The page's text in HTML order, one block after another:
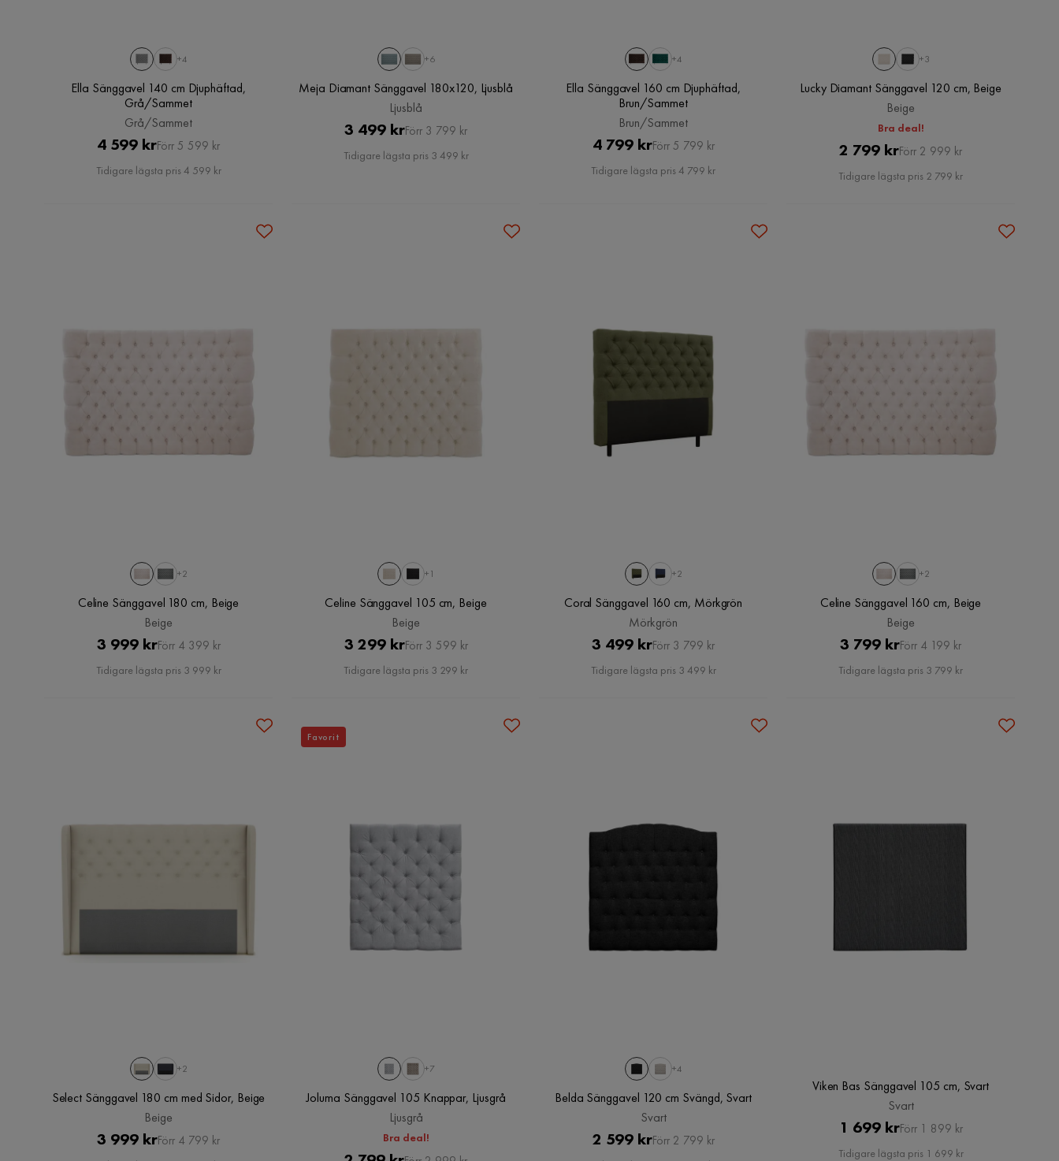
+4
Ella Sänggavel 140 cm Djuphäftad,
Grå/Sammet
Grå/Sammet
Pris
4 599 krOriginal
Pris
Förr 5 599 kr
Tidigare lägsta pris 4 599 kr
+6
Meja Diamant Sänggavel 180x120, Ljusblå
Ljusblå
Pris
3 499 krOriginal
Pris
Förr 3 799 kr
Tidigare lägsta pris 3 499 kr
+4
Ella Sänggavel 160 cm Djuphäftad,
Brun/Sammet
Brun/Sammet
Pris
4 799 krOriginal
Pris
Förr 5 799 kr
Tidigare lägsta pris 4 799 kr
+3
Lucky Diamant Sänggavel 120 cm, Beige
Beige
Bra deal!
Pris
2 799 krOriginal
Pris
Förr 2 999 kr
Tidigare lägsta pris 2 799 kr
+2
Celine Sänggavel 180 cm, Beige
Beige
Pris
3 999 krOriginal
Pris
Förr 4 399 kr
Tidigare lägsta pris 3 999 kr
+1
Celine Sänggavel 105 cm, Beige
Beige
Pris
3 299 krOriginal
Pris
Förr 3 599 kr
Tidigare lägsta pris 3 299 kr
+2
Coral Sänggavel 160 cm, Mörkgrön
Mörkgrön
Pris
3 499 krOriginal
Pris
Förr 3 799 kr
Tidigare lägsta pris 3 499 kr
+2
Celine Sänggavel 160 cm, Beige
Beige
Pris
3 799 krOriginal
Pris
Förr 4 199 kr
Tidigare lägsta pris 3 799 kr
+2
Select Sänggavel 180 cm med Sidor, Beige
Beige
Pris
3 999 krOriginal
Förr 4 799 kr
+7
Joluma Sänggavel 105 Knappar, Ljusgrå
Ljusgrå
Bra deal!
Favorit
+4
Belda Sänggavel 120 cm Svängd, Svart
Svart
Pris
2 599 krOriginal
Förr 2 799 kr
Viken Bas Sänggavel 105 cm, Svart
Svart
Pris
1 699 krOriginal
Pris
Förr 1 899 kr
Tidigare lägsta pris 1 699 kr